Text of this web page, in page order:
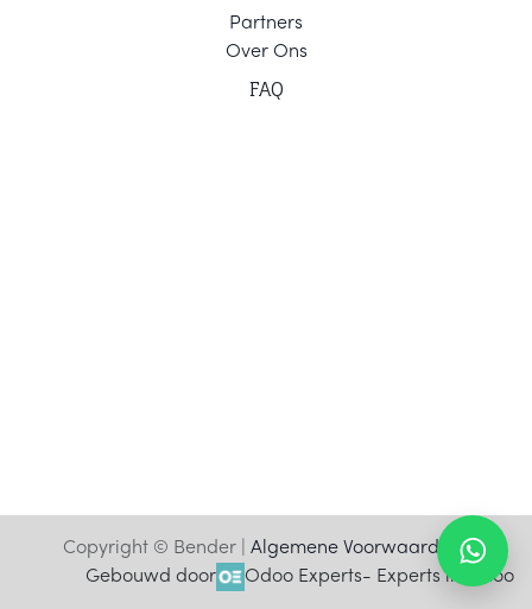
Partners
Over Ons
FAQ
Copyright © Bender | Algemene Voorwaarden
Gebouwd door
Odoo Experts- Experts in Odoo